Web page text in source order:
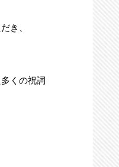
き、
くの祝詞